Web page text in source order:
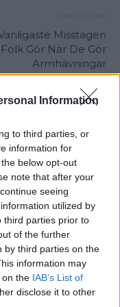
Information
to third parties, or
information for
below opt-out
note that after your
seeing
utilized by
third parties prior to
of the further
by third parties on the
information may
on the IAB’s List of
disclose it to other
Misstagen
Folk Gör När De Gör
Armhävningar
är intressant!
öl i solen på en
om man nu skall
också.